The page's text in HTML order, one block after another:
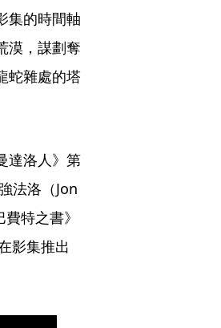
集的時間軸
漠，謀劃奪
蛇雜處的塔
達洛人》第
法洛（Jon
特之書》
影集推出